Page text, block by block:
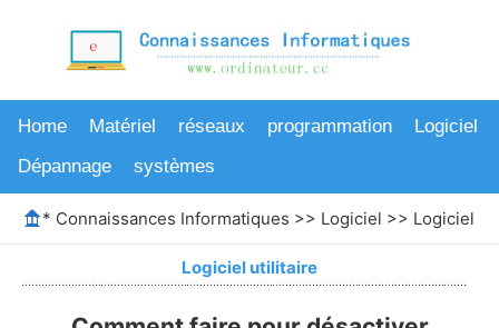
Home Matériel réseaux programmation
Logiciel
Dépannage
systèmes
* Connaissances Informatiques >> Logiciel >> Logiciel
Logiciel utilitaire